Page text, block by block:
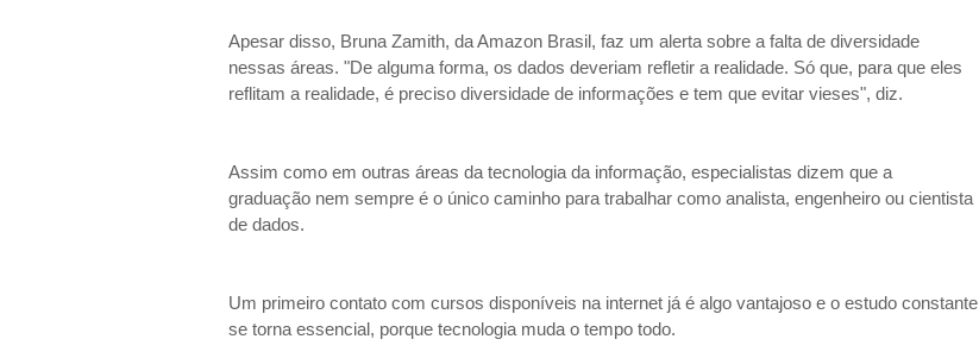
Apesar disso, Bruna Zamith, da Amazon Brasil, faz um alerta sobre a falta de diversidade
nessas áreas. "De alguma forma, os dados deveriam refletir a realidade. Só que, para que eles
reflitam a realidade, é preciso diversidade de informações e tem que evitar vieses", diz.
Assim como em outras áreas da tecnologia da informação, especialistas dizem que a
graduação nem sempre é o único caminho para trabalhar como analista, engenheiro ou cientista
de dados.
Um primeiro contato com cursos disponíveis na internet já é algo vantajoso e o estudo constante
se torna essencial, porque tecnologia muda o tempo todo.